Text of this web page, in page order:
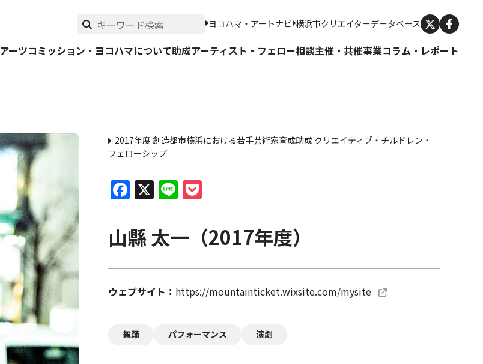
ヨコハマ・アートナビ 横浜市クリエイターデータベース
アーツコミッション・ヨコハマについて助成アーティスト・フェロー相談主催・共催事業コラム・レポート
2017年度 創造都市横浜における若手芸術家育成助成 クリエイティブ・チルドレン・
フェローシップ
Facebook
X Line
山縣 太一（2017年度）
ウェブサイト https://mountainticket.wixsite.com/mysite
舞踊 パフォーマンス 演劇